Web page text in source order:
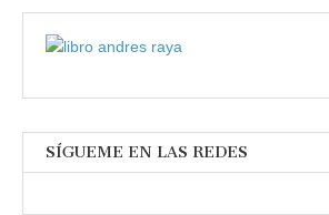
SÍGUEME EN LAS REDES